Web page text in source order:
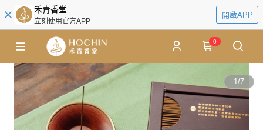
禾青香堂
立刻使用官方APP
開啟APP
0
1/7